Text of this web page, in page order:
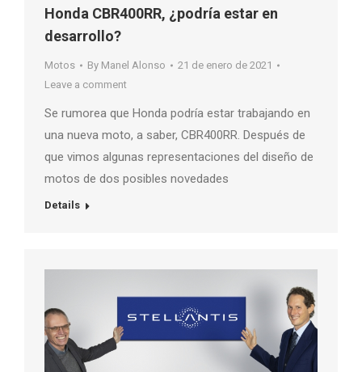
Honda CBR400RR, ¿podría estar en
desarrollo?
Motos By Manel Alonso
21 de enero de 2021
Leave a comment
Se rumorea que Honda podría estar trabajando en
una nueva moto, a saber, CBR400RR. Después de
que vimos algunas representaciones del diseño de
motos de dos posibles novedades
Details